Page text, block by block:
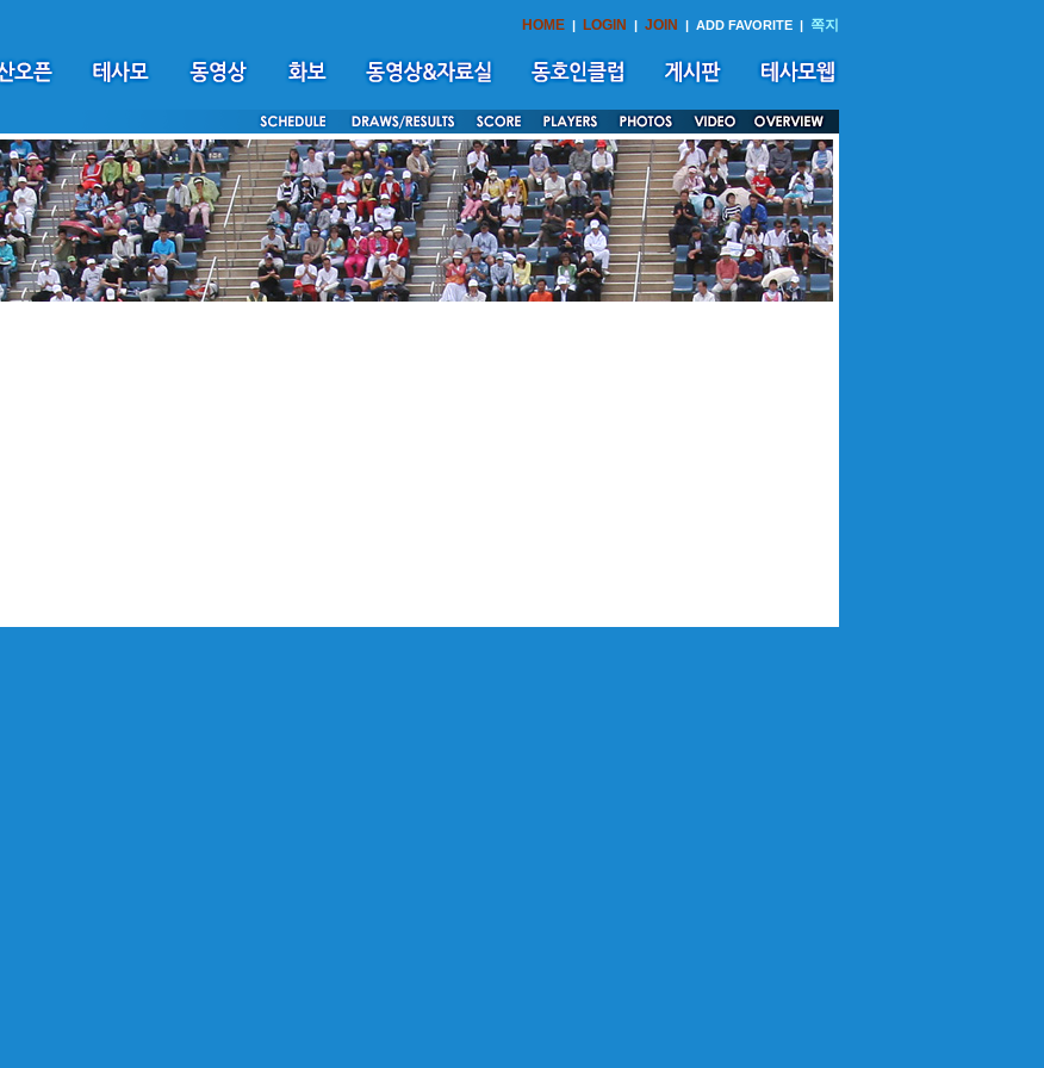
HOME | LOGIN | JOIN | ADD FAVORITE | 쪽지